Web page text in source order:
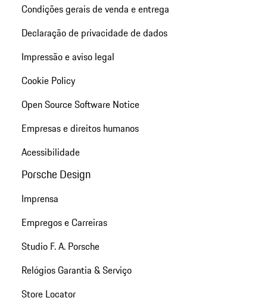
Condições gerais de venda e entrega
Declaração de privacidade de dados
Impressão e aviso legal
Cookie Policy
Open Source Software Notice
Empresas e direitos humanos
Acessibilidade
Porsche Design
Imprensa
Empregos e Carreiras
Studio F. A. Porsche
Relógios Garantia & Serviço
Store Locator